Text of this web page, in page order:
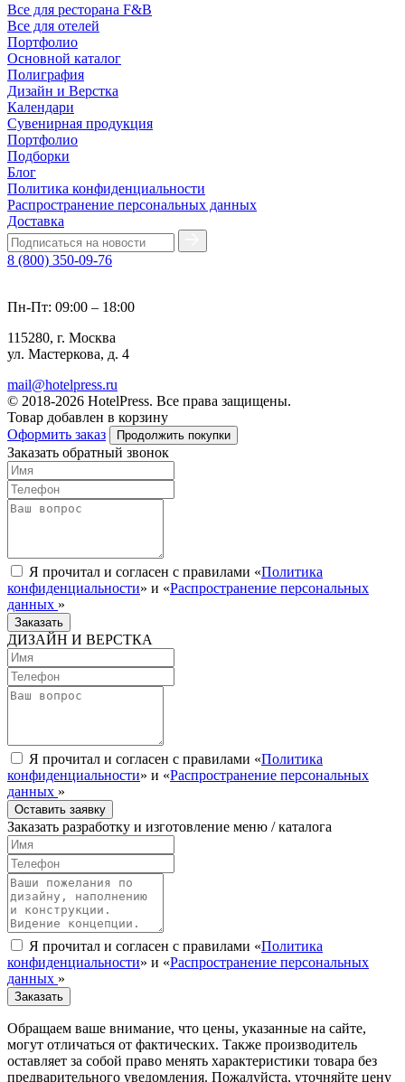
Все для ресторана F&B
Все для отелей
Портфолио
Основной каталог
Полиграфия
Дизайн и Верстка
Календари
Сувенирная продукция
Портфолио
Подборки
Блог
Политика конфиденциальности
Распространение персональных данных
Доставка
8 (800) 350-09-76
Пн-Пт: 09:00 – 18:00
115280, г. Москва
ул. Мастеркова, д. 4
mail@hotelpress.ru
© 2018-2026 HotelPress. Все права защищены.
Товар добавлен в корзину
Оформить заказ
Продолжить покупки
Заказать обратный звонок
Я прочитал и согласен с правилами «Политика
конфиденциальности» и «Распространение персональных
данных »
Заказать
ДИЗАЙН И ВЕРСТКА
Я прочитал и согласен с правилами «Политика
конфиденциальности» и «Распространение персональных
данных »
Оставить заявку
Заказать разработку и изготовление меню / каталога
Я прочитал и согласен с правилами «Политика
конфиденциальности» и «Распространение персональных
данных »
Заказать
Обращаем ваше внимание, что цены, указанные на сайте,
могут отличаться от фактических. Также производитель
оставляет за собой право менять характеристики товара без
предварительного уведомления. Пожалуйста, уточняйте цену